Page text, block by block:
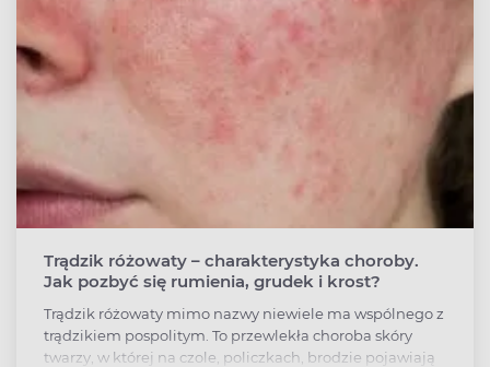
Trądzik różowaty – charakterystyka choroby.
Jak pozbyć się rumienia, grudek i krost?
Trądzik różowaty mimo nazwy niewiele ma wspólnego z
trądzikiem pospolitym. To przewlekła choroba skóry
twarzy, w której na czole, policzkach, brodzie pojawiają